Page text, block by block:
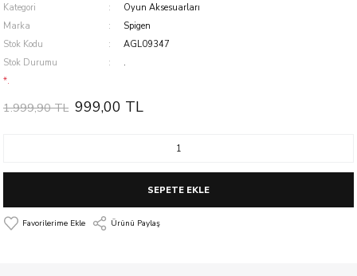
Kategori
Oyun Aksesuarları
Marka
Spigen
Stok Kodu
AGL09347
Stok Durumu
.
*.
1.999,90 TL 999,00 TL
SEPETE EKLE
Ürünü Paylaş